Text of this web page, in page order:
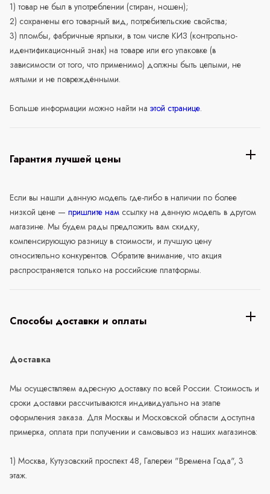
1) товар не был в употреблении (стиран, ношен);
2) сохранены его товарный вид, потребительские свойства;
3) пломбы, фабричные ярлыки, в том числе КИЗ (контрольно-
идентификационный знак) на товаре или его упаковке (в
зависимости от того, что применимо) должны быть целыми, не
мятыми и не повреждёнными.
Больше информации можно найти на этой странице.
Гарантия лучшей цены
Если вы нашли данную модель где-либо в наличии по более
низкой цене — пришлите нам ссылку на данную модель в другом
магазине. Мы будем рады предложить вам скидку,
компенсирующую разницу в стоимости, и лучшую цену
относительно конкурентов. Обратите внимание, что акция
распространяется только на российские платформы.
Способы доставки и оплаты
Доставка
Мы осуществляем адресную доставку по всей России. Стоимость и
сроки доставки рассчитываются индивидуально на этапе
оформления заказа. Для Москвы и Московской области доступна
примерка, оплата при получении и самовывоз из наших магазинов:
1) Москва, Кутузовский проспект 48, Галереи "Времена Года", 3
этаж.